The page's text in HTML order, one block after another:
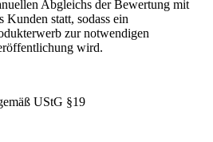
Abgleichs der Bewertung mit
Kunden statt, sodass ein
zur notwendigen
wird.
UStG §19